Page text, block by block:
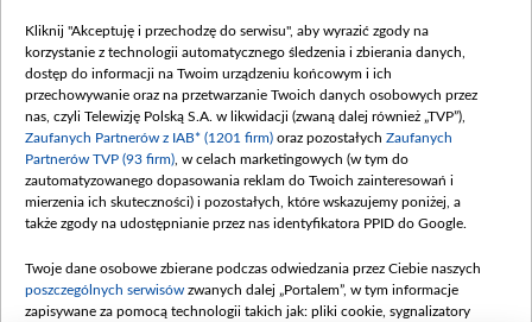
(wpłata wrzesień 100 mln, październik 350
mln, listopad 265 mln)
Dofinansowanie 48 862 000,00 PLN
Data podpisania umowy: GRUDZIEŃ 2025
(wpłata grudzień 60,548 mln)
Dofinansowanie 900 000 000,00 PLN
Data podpisania umowy: LUTY 2026 (wpłata
kwiecień 180 mln, 7 maja 180 mln, 8
czerwca 90 mln)
Kliknij "Akceptuję i przechodzę do serwisu", aby wyrazić zgody na
korzystanie z technologii automatycznego śledzenia i zbierania danych,
dostęp do informacji na Twoim urządzeniu końcowym i ich
przechowywanie oraz na przetwarzanie Twoich danych osobowych przez
nas, czyli Telewizję Polską S.A. w likwidacji (zwaną dalej również „TVP”),
Zaufanych Partnerów z IAB* (1201 firm) oraz pozostałych Zaufanych
Partnerów TVP (93 firm) , w celach marketingowych (w tym do
zautomatyzowanego dopasowania reklam do Twoich zainteresowań i
mierzenia ich skuteczności) i pozostałych, które wskazujemy poniżej, a
także zgody na udostępnianie przez nas identyfikatora PPID do Google.
Twoje dane osobowe zbierane podczas odwiedzania przez Ciebie naszych
poszczególnych serwisów zwanych dalej „Portalem”, w tym informacje
zapisywane za pomocą technologii takich jak: pliki cookie, sygnalizatory